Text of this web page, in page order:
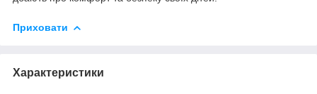
Приховати
Характеристики